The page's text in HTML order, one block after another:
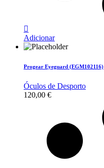
Adicionar
Progear Eyeguard (EGM102116)
Óculos de Desporto
120,00 €